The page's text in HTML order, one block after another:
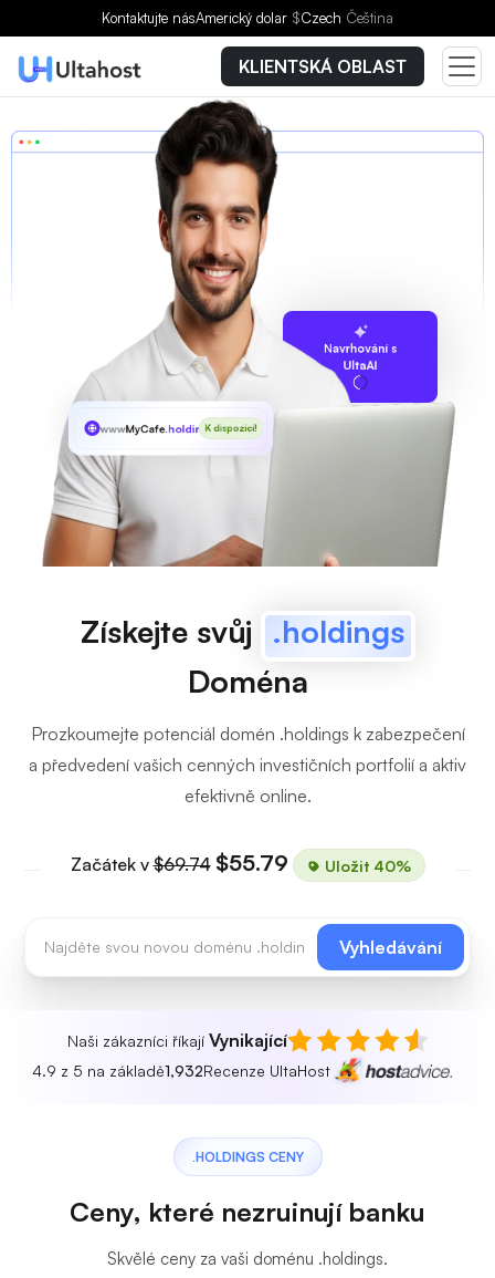
Kontaktujte násAmerický dolar $Czech Čeština
KLIENTSKÁ OBLAST
Navrhování s
UltaAI
wwwMyCafe.holdingsK dispozici!
Získejte svůj .holdings
Doména
Prozkoumejte potenciál domén .holdings k zabezpečení
a předvedení vašich cenných investičních portfolií a aktiv
efektivně online.
Začátek v$69.74 $55.79 Uložit 40%
Vyhledávání
Naši zákazníci říkají Vynikající
4.9 z 5 na základě1,932Recenze UltaHost
.HOLDINGS CENY
Ceny, které nezruinují banku
Skvělé ceny za vaši doménu .holdings.